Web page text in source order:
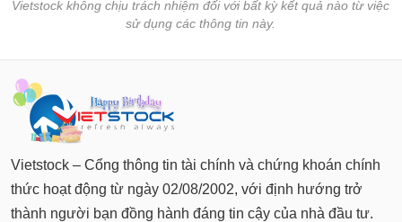
Vietstock không chịu trách nhiệm đối với bất kỳ kết quả nào từ việc
sử dụng các thông tin này.
Vietstock – Cổng thông tin tài chính và chứng khoán chính
thức hoạt động từ ngày 02/08/2002, với định hướng trở
thành người bạn đồng hành đáng tin cậy của nhà đầu tư.
Tất cả Cổ phiếu Chỉ số Chứng chỉ quỹ Chứng
(-)
Tất cả Người nội bộ
Tin
tức
(-)